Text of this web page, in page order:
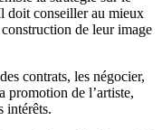
doit conseiller au mieux
de leur image
contrats, les négocier,
promotion de l’artiste,
intérêts.